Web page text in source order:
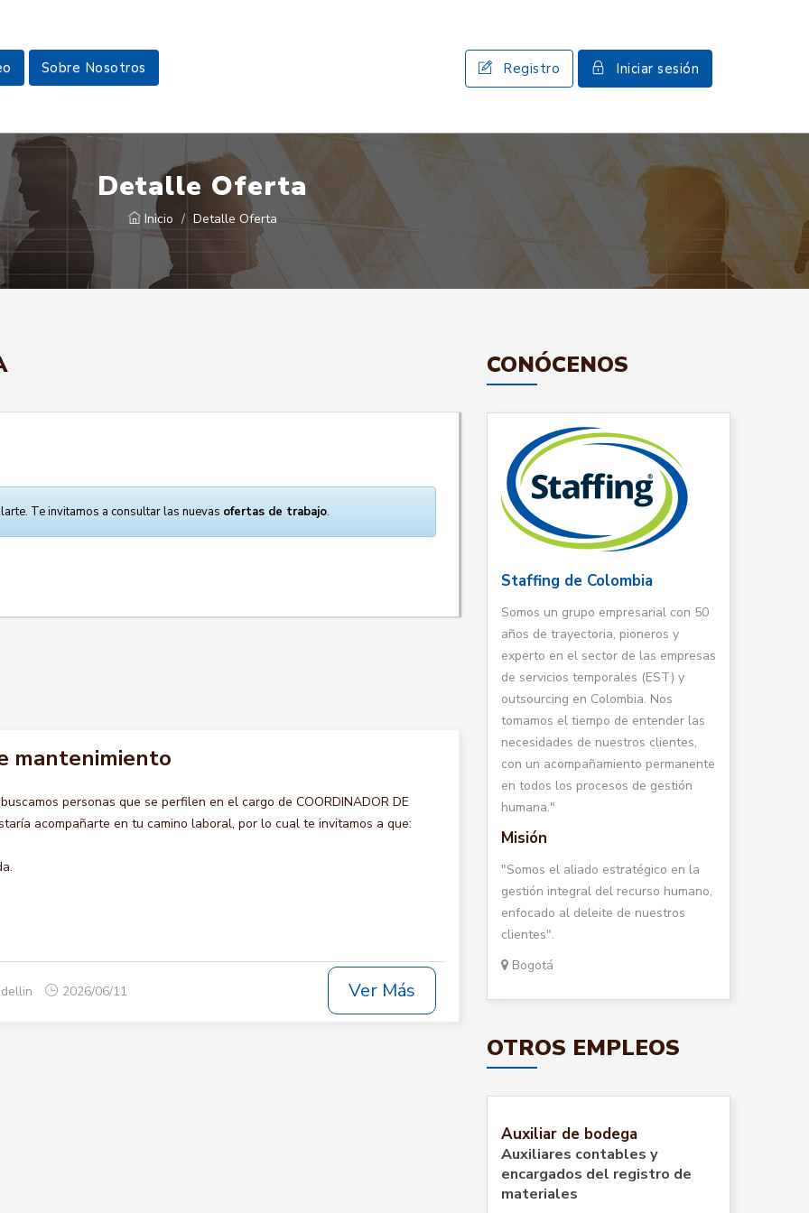
Sobre Nosotros Registro Iniciar sesión
Detalle Oferta
Inicio Detalle Oferta
Te invitamos a consultar las nuevas ofertas de trabajo.
mantenimiento
personas que se perfilen en el cargo de COORDINADOR DE
acompañarte en tu camino laboral, por lo cual te invitamos a que:
2026/06/11 Ver Más
CONÓCENOS
Staffing de Colombia
Somos un grupo empresarial con 50
años de trayectoria, pioneros y
experto en el sector de las empresas
de servicios temporales (EST) y
outsourcing en Colombia. Nos
tomamos el tiempo de entender las
necesidades de nuestros clientes,
con un acompañamiento permanente
en todos los procesos de gestión
humana."
Misión
"Somos el aliado estratégico en la
gestión integral del recurso humano,
enfocado al deleite de nuestros
clientes".
Bogotá
OTROS EMPLEOS
Auxiliar de bodega
Auxiliares contables y
encargados del registro de
materiales